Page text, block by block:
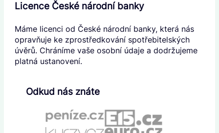
Licence České národní banky
Máme licenci od České národní banky, která nás
opravňuje ke zprostředkování spotřebitelských
úvěrů. Chráníme vaše osobní údaje a dodržujeme
platná ustanovení.
Odkud nás znáte